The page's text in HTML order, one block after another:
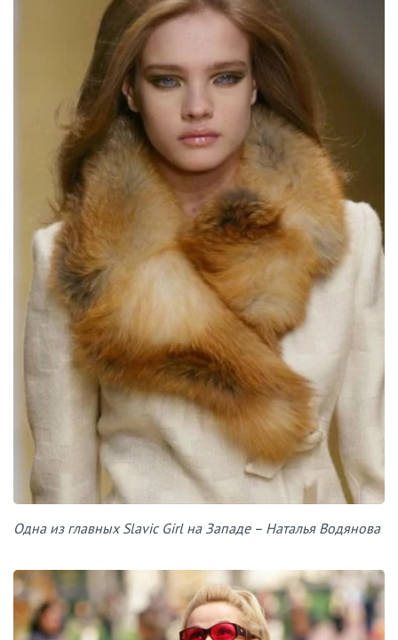
Одна из главных Slavic Girl на Западе – Наталья Водянова